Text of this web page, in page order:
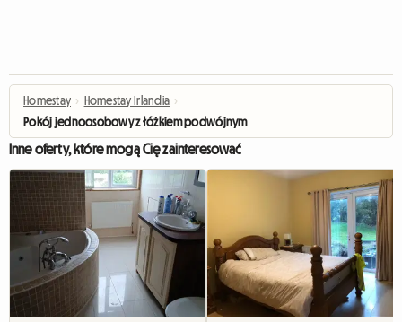
Homestay › Homestay Irlandia ›
Pokój jednoosobowy z łóżkiem podwójnym
Inne oferty, które mogą Cię zainteresować